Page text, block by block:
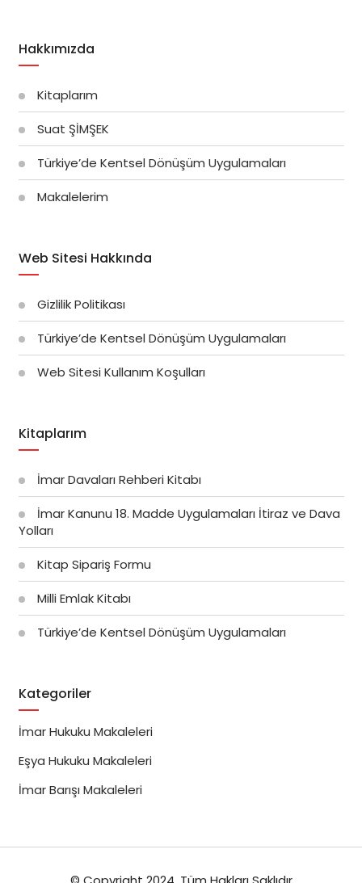
Hakkımızda
Kitaplarım
Suat ŞİMŞEK
Türkiye’de Kentsel Dönüşüm Uygulamaları
Makalelerim
Web Sitesi Hakkında
Gizlilik Politikası
Türkiye’de Kentsel Dönüşüm Uygulamaları
Web Sitesi Kullanım Koşulları
Kitaplarım
İmar Davaları Rehberi Kitabı
İmar Kanunu 18. Madde Uygulamaları İtiraz ve Dava
Yolları
Kitap Sipariş Formu
Milli Emlak Kitabı
Türkiye’de Kentsel Dönüşüm Uygulamaları
Kategoriler
İmar Hukuku Makaleleri
Eşya Hukuku Makaleleri
İmar Barışı Makaleleri